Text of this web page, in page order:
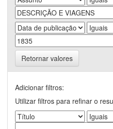
Retornar valores
Adicionar filtros:
Utilizar filtros para refinar o